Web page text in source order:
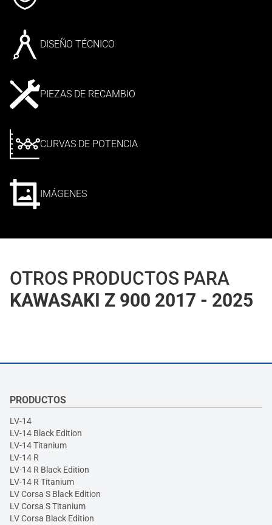
DISEÑO TÉCNICO
PIEZAS DE RECAMBIO
CURVAS DE POTENCIA
IMÁGENES
OTROS PRODUCTOS PARA
KAWASAKI Z 900 2017 - 2025
PRODUCTOS
LV-14
LV-14 Black Edition
LV-14 Titanium
LV-14 R
LV-14 R Black Edition
LV-14 R Titanium
LV Corsa S Black Edition
LV Corsa S Titanium
LV Corsa Black Edition